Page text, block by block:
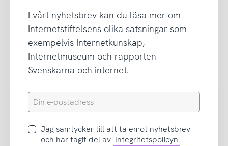
I vårt nyhetsbrev kan du läsa mer om
Internetstiftelsens olika satsningar som
exempelvis Internetkunskap,
Internetmuseum och rapporten
Svenskarna och internet.
Din
e-
Jag
samtycker
Jag samtycker till att ta emot nyhetsbrev
och har tagit del av Integritetspolicyn